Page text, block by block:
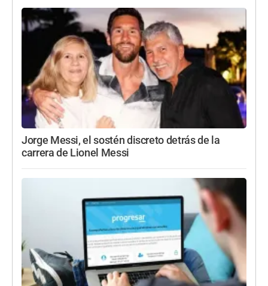
Jorge Messi, el sostén discreto detrás de la
carrera de Lionel Messi